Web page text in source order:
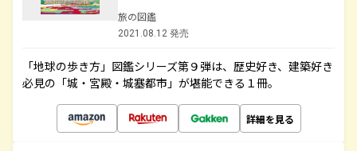
旅の図鑑
2021.08.12 発売
「地球の歩き方」図鑑シリーズ第９弾は、歴史好き、建築好き
必見の「城・宮殿・城塞都市」が堪能できる１冊。
詳細を見る